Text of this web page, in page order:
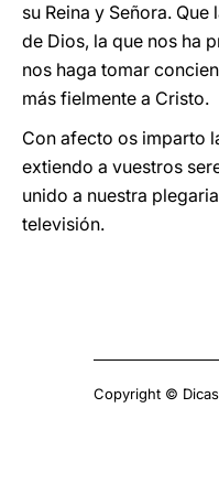
su Reina y Señora.
de Dios, la que nos ha
nos haga tomar
más fielmente a Cristo.
Con afecto os imparto
extiendo a vuestros
unido a nuestra
televisión.
Copyright ©